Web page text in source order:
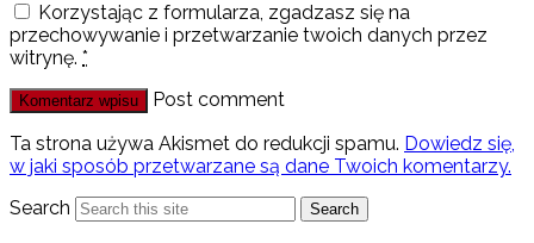
Korzystając z formularza, zgadzasz się na
przechowywanie i przetwarzanie twoich danych przez
witrynę. *
Post comment
Ta strona używa Akismet do redukcji spamu. Dowiedz się,
w jaki sposób przetwarzane są dane Twoich komentarzy.
Search
Search